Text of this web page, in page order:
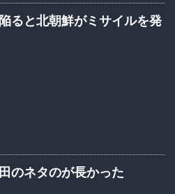
ると北朝鮮がミサイルを発
のネタのが長かった